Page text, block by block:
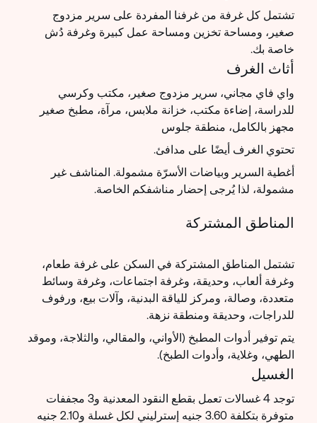
تشتمل كل غرفة من غرفنا المفردة على سرير مزدوج
صغير، ومساحة تخزين ومساحة عمل كبيرة وغرفة دُش
خاصة بك.
أثاث الغرف
واي فاي مجاني، سرير مزدوج صغير، مكتب وكرسي
للدراسة، إضاءة مكتب، خزانة ملابس، مرآة، مطبخ صغير
مجهز بالكامل، منطقة جلوس
تحتوي الغرف أيضًا على مدافئ.
أغطية السرير وبياضات الأسرّة مشمولة. المناشف غير
مشمولة، لذا يُرجى إحضار مناشفكم الخاصة.
المناطق المشتركة
تشتمل المناطق المشتركة في السكن على غرفة طعام،
وغرفة ألعاب، وحديقة، وغرفة اجتماعات، وغرفة وسائط
متعددة، وصالة، ومركز للياقة البدنية، وآلات بيع، ورفوف
للدراجات، وحديقة ومنطقة نزهة.
يتم توفير أدوات المطبخ (الأواني، والمقالي، والثلاجة، وموقد
الطهي، وغلاية، وأدوات الطبخ).
الغسيل
توجد 4 غسالات تعمل بقطع النقود المعدنية و3 مجففات
متوفرة بتكلفة 3.60 جنيه إسترليني لكل غسلة و2.10 جنيه